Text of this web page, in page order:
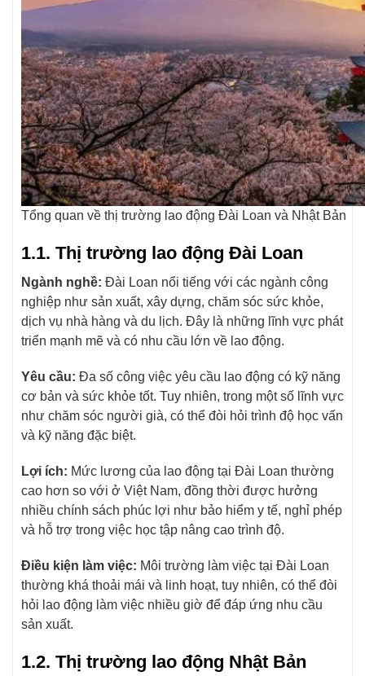
Tổng quan về thị trường lao động Đài Loan và Nhật Bản
1.1. Thị trường lao động Đài Loan
Ngành nghề: Đài Loan nổi tiếng với các ngành công
nghiệp như sản xuất, xây dựng, chăm sóc sức khỏe,
dịch vụ nhà hàng và du lịch. Đây là những lĩnh vực phát
triển mạnh mẽ và có nhu cầu lớn về lao động.
Yêu cầu: Đa số công việc yêu cầu lao động có kỹ năng
cơ bản và sức khỏe tốt. Tuy nhiên, trong một số lĩnh vực
như chăm sóc người già, có thể đòi hỏi trình độ học vấn
và kỹ năng đặc biệt.
Lợi ích: Mức lương của lao động tại Đài Loan thường
cao hơn so với ở Việt Nam, đồng thời được hưởng
nhiều chính sách phúc lợi như bảo hiểm y tế, nghỉ phép
và hỗ trợ trong việc học tập nâng cao trình độ.
Điều kiện làm việc: Môi trường làm việc tại Đài Loan
thường khá thoải mái và linh hoạt, tuy nhiên, có thể đòi
hỏi lao động làm việc nhiều giờ để đáp ứng nhu cầu
sản xuất.
1.2. Thị trường lao động Nhật Bản